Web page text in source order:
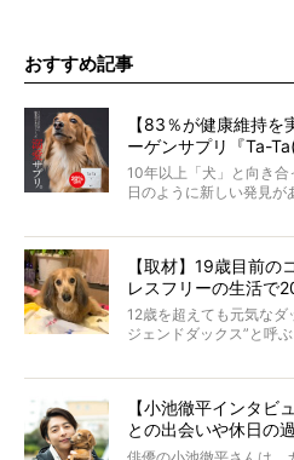
おすすめ記事
【83％が健康維持
ーゲンサプリ『Ta-
10年以上「犬」と向き
日のように新しい発見が
のこと、「食事」に関
代の犬の食事は“ある重
というのです。
それを効率よくおぎな
こでわたしたちは、純
『Ta-Ta(タータ)』を作り
愛犬家の83％が「健康
か届きますように。
【取材】19歳目前の
レスフリーの生活で
12歳を超えても元気なダ
ジェンドダックス”と呼
オーナーさんに伺うの
く」というオーナーさ
育てられ、18歳になる
たというココアくん。
【小池徹平インタビ
との出会いや休日の
れてー